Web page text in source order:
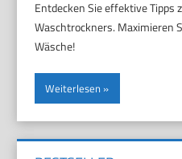
Entdecken Sie effektive Tipps
Waschtrockners. Maximieren
Wäsche!
Weiterlesen